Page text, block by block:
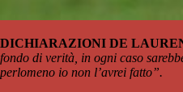
DICHIARAZIONI DE
fondo di verità, in ogni caso
perlomeno io non l’avrei fatto”.